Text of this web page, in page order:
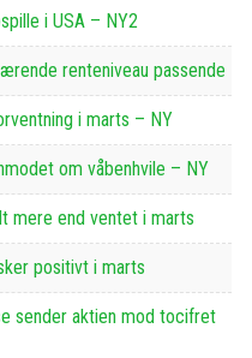
i USA – NY2
renteniveau passende
i marts – NY
om våbenhvile – NY
mere end ventet i marts
positivt i marts
sender aktien mod tocifret